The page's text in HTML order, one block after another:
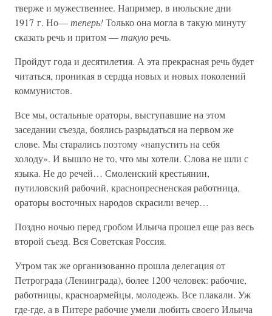
тверже и мужественнее. Например, в июльские дни
1917 г. Но—теперь!Только она могла в такую минуту
сказать речь и притом —такуюречь.
Пройдут года и десятилетия. А эта прекрасная речь будет
читаться, проникая в сердца новых и новых поколений
коммунистов.
Все мы, остальные ораторы, выступавшие на этом
заседании съезда, боялись разрыдаться на первом же
слове. Мы старались поэтому «напустить на себя
холоду». И вышло не то, что мы хотели. Слова не шли с
языка. Не до речей… Смоленский крестьянин,
путиловский рабочий, краснопресненская работница,
ораторы восточных народов скрасили вечер…
Поздно ночью перед гробом Ильича прошел еще раз весь
второй съезд. Вся Советская Россия.
Утром так же организованно прошла делегация от
Петрограда (Ленинграда), более 1200 человек: рабочие,
работницы, красноармейцы, молодежь. Все плакали. Уж
где-где, а в Питере рабочие умели любить своего Ильича